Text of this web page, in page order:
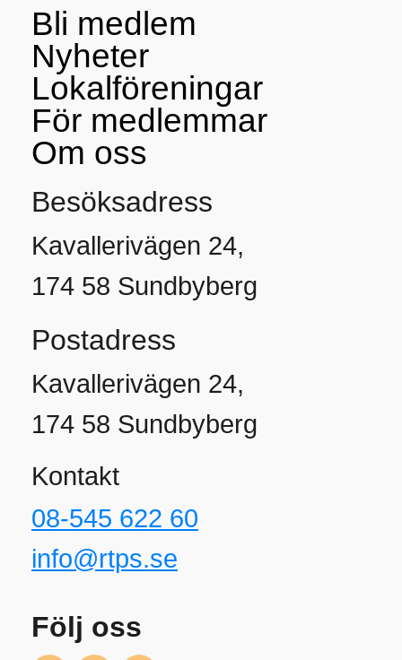
Bli medlem
Nyheter
Lokalföreningar
För medlemmar
Om oss
Besöksadress
Kavallerivägen 24,
174 58 Sundbyberg
Postadress
Kavallerivägen 24,
174 58 Sundbyberg
Kontakt
08-545 622 60
info@rtps.se
Följ oss